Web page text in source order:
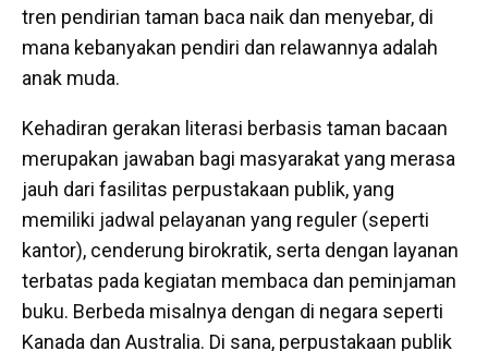
tren pendirian taman baca naik dan menyebar, di
mana kebanyakan pendiri dan relawannya adalah
anak muda.
Kehadiran gerakan literasi berbasis taman bacaan
merupakan jawaban bagi masyarakat yang merasa
jauh dari fasilitas perpustakaan publik, yang
memiliki jadwal pelayanan yang reguler (seperti
kantor), cenderung birokratik, serta dengan layanan
terbatas pada kegiatan membaca dan peminjaman
buku. Berbeda misalnya dengan di negara seperti
Kanada dan Australia. Di sana, perpustakaan publik